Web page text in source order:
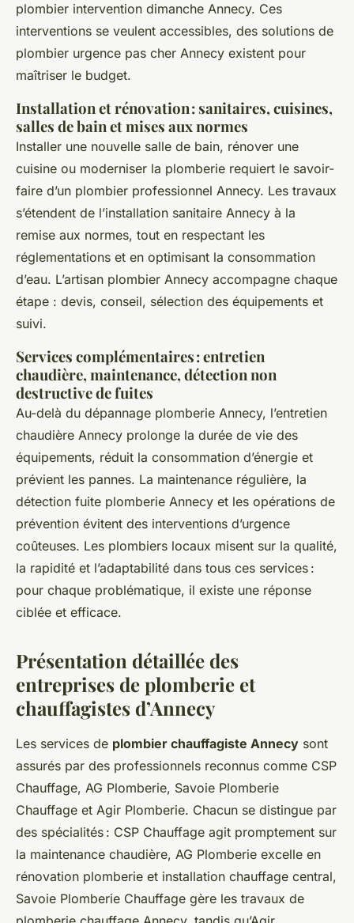
plombier intervention dimanche Annecy. Ces
interventions se veulent accessibles, des solutions de
plombier urgence pas cher Annecy existent pour
maîtriser le budget.
Installation et rénovation : sanitaires, cuisines,
salles de bain et mises aux normes
Installer une nouvelle salle de bain, rénover une
cuisine ou moderniser la plomberie requiert le savoir-
faire d’un plombier professionnel Annecy. Les travaux
s’étendent de l’installation sanitaire Annecy à la
remise aux normes, tout en respectant les
réglementations et en optimisant la consommation
d’eau. L’artisan plombier Annecy accompagne chaque
étape : devis, conseil, sélection des équipements et
suivi.
Services complémentaires : entretien
chaudière, maintenance, détection non
destructive de fuites
Au-delà du dépannage plomberie Annecy, l’entretien
chaudière Annecy prolonge la durée de vie des
équipements, réduit la consommation d’énergie et
prévient les pannes. La maintenance régulière, la
détection fuite plomberie Annecy et les opérations de
prévention évitent des interventions d’urgence
coûteuses. Les plombiers locaux misent sur la qualité,
la rapidité et l’adaptabilité dans tous ces services :
pour chaque problématique, il existe une réponse
ciblée et efficace.
Présentation détaillée des
entreprises de plomberie et
chauffagistes d’Annecy
Les services de plombier chauffagiste Annecy sont
assurés par des professionnels reconnus comme CSP
Chauffage, AG Plomberie, Savoie Plomberie
Chauffage et Agir Plomberie. Chacun se distingue par
des spécialités : CSP Chauffage agit promptement sur
la maintenance chaudière, AG Plomberie excelle en
rénovation plomberie et installation chauffage central,
Savoie Plomberie Chauffage gère les travaux de